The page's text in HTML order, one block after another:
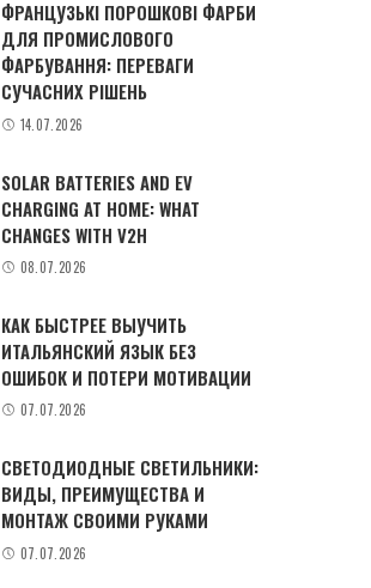
ФРАНЦУЗЬКІ ПОРОШКОВІ ФАРБИ
ДЛЯ ПРОМИСЛОВОГО
ФАРБУВАННЯ: ПЕРЕВАГИ
СУЧАСНИХ РІШЕНЬ
14.07.2026
SOLAR BATTERIES AND EV
CHARGING AT HOME: WHAT
CHANGES WITH V2H
08.07.2026
КАК БЫСТРЕЕ ВЫУЧИТЬ
ИТАЛЬЯНСКИЙ ЯЗЫК БЕЗ
ОШИБОК И ПОТЕРИ МОТИВАЦИИ
07.07.2026
СВЕТОДИОДНЫЕ СВЕТИЛЬНИКИ:
ВИДЫ, ПРЕИМУЩЕСТВА И
МОНТАЖ СВОИМИ РУКАМИ
07.07.2026